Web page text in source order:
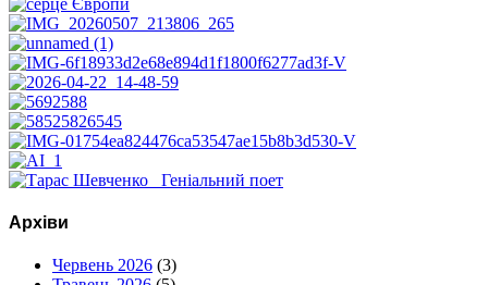
Архіви
Червень 2026 (3)